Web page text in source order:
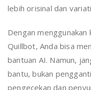
lebih orisinal dan
Dengan
Quillbot, Anda bisa
bantuan AI. Namun,
bantu, bukan
pengecekan dan